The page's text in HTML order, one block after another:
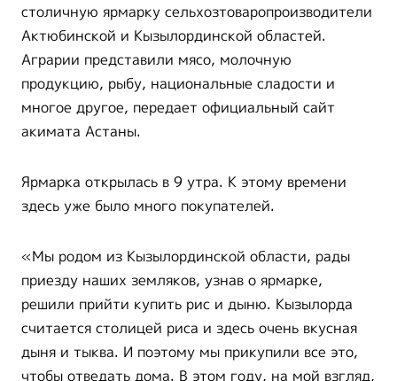
столичную ярмарку сельхозтоваропроизводители
Актюбинской и Кызылординской областей.
Аграрии представили мясо, молочную
продукцию, рыбу, национальные сладости и
многое другое, передает официальный сайт
акимата Астаны.
Ярмарка открылась в 9 утра. К этому времени
здесь уже было много покупателей.
«Мы родом из Кызылординской области, рады
приезду наших земляков, узнав о ярмарке,
решили прийти купить рис и дыню. Кызылорда
считается столицей риса и здесь очень вкусная
дыня и тыква. И поэтому мы прикупили все это,
чтобы отведать дома. В этом году, на мой взгляд,